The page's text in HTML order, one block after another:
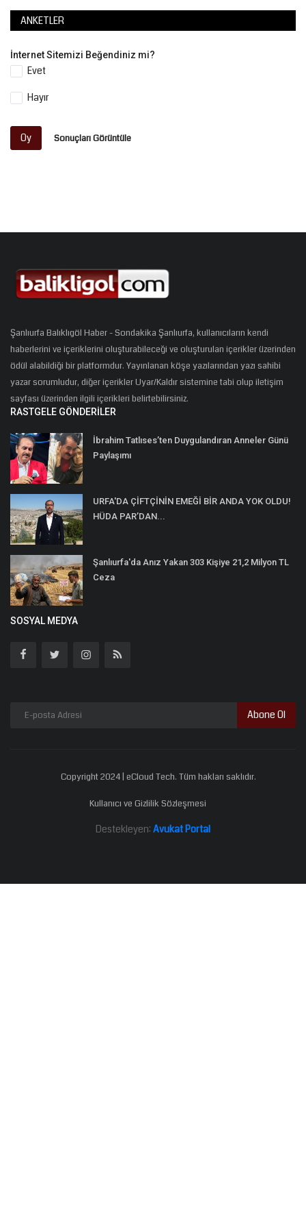
ANKETLER
İnternet Sitemizi Beğendiniz mi?
Evet
Hayır
Oy Sonuçları Görüntüle
Şanlıurfa Balıklıgöl Haber - Sondakika Şanlıurfa, kullanıcıların kendi
haberlerini ve içeriklerini oluşturabileceği ve oluşturulan içerikler üzerinden
ödül alabildiği bir platformdur. Yayınlanan köşe yazılarından yazı sahibi
yazar sorumludur, diğer içerikler Uyar/Kaldır sistemine tabi olup iletişim
sayfası üzerinden ilgili içerikleri belirtebilirsiniz.
RASTGELE GÖNDERILER
İbrahim Tatlıses’ten Duygulandıran Anneler Günü
Paylaşımı
URFA'DA ÇİFTÇİNİN EMEĞİ BİR ANDA YOK OLDU!
HÜDA PAR’DAN...
Şanlıurfa'da Anız Yakan 303 Kişiye 21,2 Milyon TL
Ceza
SOSYAL MEDYA
Abone Ol
Copyright 2024 | eCloud Tech. Tüm hakları saklıdır.
Kullanıcı ve Gizlilik Sözleşmesi
Destekleyen: Avukat Portal